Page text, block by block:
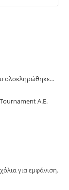
ολοκληρώθηκε…
A.E.
για εμφάνιση.